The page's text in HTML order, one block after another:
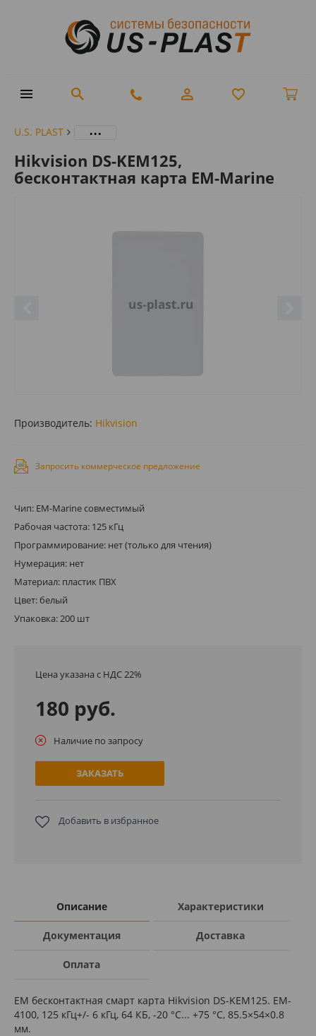
U.S. PLAST ...
Hikvision DS-KEM125,
бесконтактная карта EM-Marine
Производитель: Hikvision
Запросить коммерческое предложение
Чип: EM-Marine совместимый
Рабочая частота: 125 кГц
Программирование: нет (только для чтения)
Нумерация: нет
Материал: пластик ПВХ
Цвет: белый
Упаковка: 200 шт
Цена указана с НДС 22%
180 руб.
Наличие по запросу
ЗАКАЗАТЬ
Добавить в избранное
Описание Характеристики
Документация Доставка
Оплата
EM бесконтактная смарт карта Hikvision DS-KEM125. EM-
4100, 125 кГц+/- 6 кГц, 64 КБ, -20 °С... +75 °С, 85.5×54×0.8
мм.